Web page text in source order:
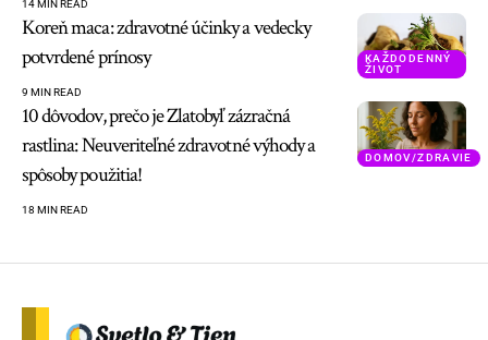
14 MIN READ
KAŽDODENNÝ
ŽIVOT
Koreň maca: zdravotné účinky a vedecky
potvrdené prínosy
9 MIN READ
DOMOV/ZDRAVIE
10 dôvodov, prečo je Zlatobyľ zázračná
rastlina: Neuveriteľné zdravotné výhody a
spôsoby použitia!
18 MIN READ